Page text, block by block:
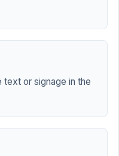
text or signage in the